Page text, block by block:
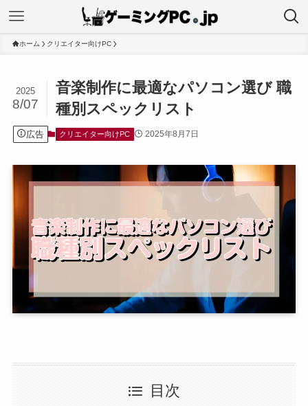
ホーム クリエイター向けPC
音楽制作に最適なパソコン選び 職
種別スペックリスト
2025
8/07
広告 クリエイター向けPC 2025年8月7日
目次